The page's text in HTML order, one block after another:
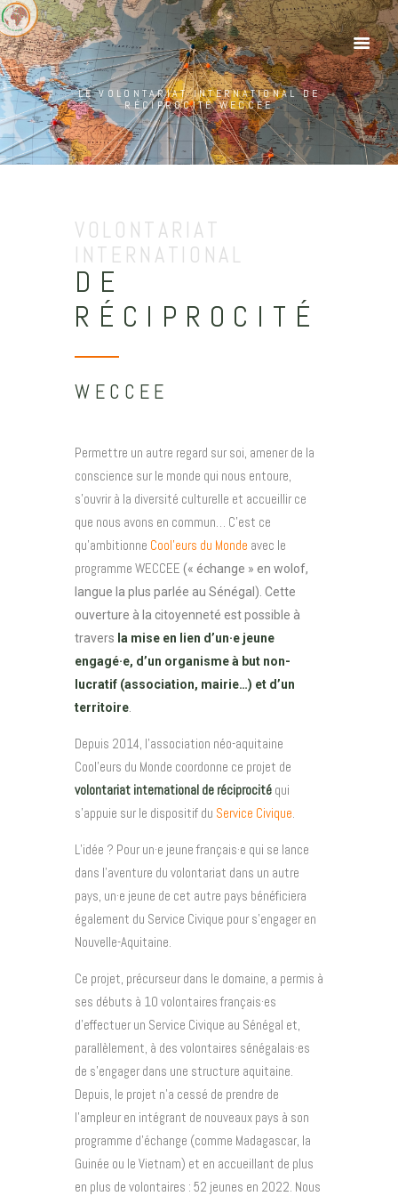
LE VOLONTARIAT INTERNATIONAL DE
RÉCIPROCITÉ WECCEE
VOLONTARIAT
INTERNATIONAL
DE
RÉCIPROCITÉ
WECCEE
Permettre un autre regard sur soi, amener de la
conscience sur le monde qui nous entoure,
s’ouvrir à la diversité culturelle et accueillir ce
que nous avons en commun… C’est ce
qu’ambitionne Cool’eurs du Monde avec le
programme WECCEE (« échange » en wolof,
langue la plus parlée au Sénégal). Cette
ouverture à la citoyenneté est possible à
travers la mise en lien d’un·e jeune
engagé·e, d’un organisme à but non-
lucratif (association, mairie…) et d’un
territoire
Depuis 2014, l’association néo-aquitaine
Cool’eurs du Monde coordonne ce projet de
volontariat international de réciprocité qui
s’appuie sur le dispositif du Service Civique
L’idée ? Pour un·e jeune français·e qui se lance
dans l’aventure du volontariat dans un autre
pays, un·e jeune de cet autre pays bénéficiera
également du Service Civique pour s’engager en
Nouvelle-Aquitaine.
Ce projet, précurseur dans le domaine, a permis à
ses débuts à 10 volontaires français·es
d’effectuer un Service Civique au Sénégal et,
parallèlement, à des volontaires sénégalais·es
de s’engager dans une structure aquitaine.
Depuis, le projet n’a cessé de prendre de
l’ampleur en intégrant de nouveaux pays à son
programme d’échange (comme Madagascar, la
Guinée ou le Vietnam) et en accueillant de plus
en plus de volontaires : 52 jeunes en 2022. Nous